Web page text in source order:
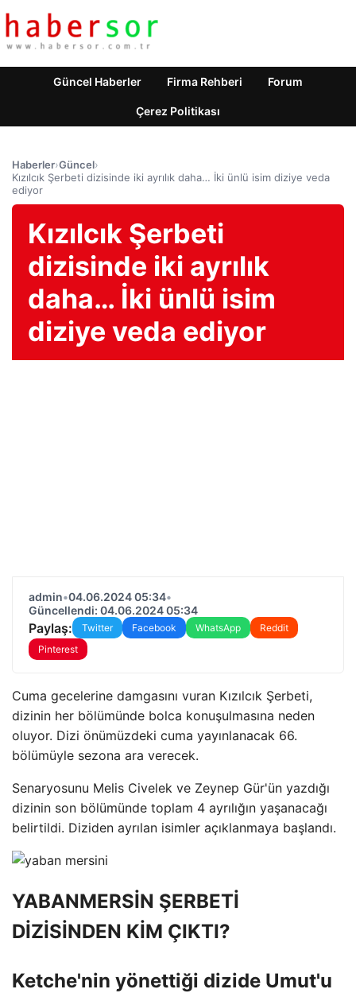
Güncel Haberler Firma Rehberi Forum
Çerez Politikası
Haberler›Güncel›
Kızılcık Şerbeti dizisinde iki ayrılık daha… İki ünlü isim diziye veda
ediyor
Kızılcık Şerbeti
dizisinde iki ayrılık
daha… İki ünlü isim
diziye veda ediyor
admin•04.06.2024 05:34•
Güncellendi: 04.06.2024 05:34
Paylaş: Twitter Facebook WhatsApp
Reddit
Pinterest
Cuma gecelerine damgasını vuran Kızılcık Şerbeti,
dizinin her bölümünde bolca konuşulmasına neden
oluyor. Dizi önümüzdeki cuma yayınlanacak 66.
bölümüyle sezona ara verecek.
Senaryosunu Melis Civelek ve Zeynep Gür'ün yazdığı
dizinin son bölümünde toplam 4 ayrılığın yaşanacağı
belirtildi. Diziden ayrılan isimler açıklanmaya başlandı.
YABANMERSİN ŞERBETİ
DİZİSİNDEN KİM ÇIKTI?
Ketche'nin yönettiği dizide Umut'u